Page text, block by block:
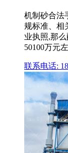
机制砂合法
规标准、相
业执照,那
50100万元
联系电话: